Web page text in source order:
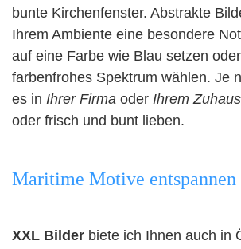
bunte Kirchenfenster. Abstrakte
Ihrem Ambiente eine besondere
auf eine Farbe wie Blau setzen
farbenfrohes Spektrum wählen. Je
es in Ihrer Firma oder Ihrem
oder frisch und bunt lieben.
Maritime Motive entspannen
XXL Bilder biete ich Ihnen auch in